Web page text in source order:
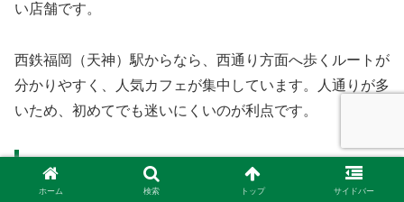
い店舗です。
西鉄福岡（天神）駅からなら、西通り方面へ歩くルートが
分かりやすく、人気カフェが集中しています。人通りが多
いため、初めてでも迷いにくいのが利点です。
雨の日でも行きやすいルートの考え方
ホーム 検索 トップ サイドバー